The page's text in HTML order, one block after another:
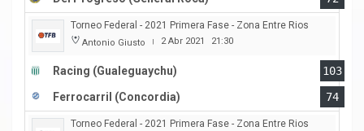
Torneo Federal - 2021 Primera Fase - Zona Entre Rios
Antonio Giusto | 2 Abr 2021 21:30
Racing (Gualeguaychu)
103
Ferrocarril (Concordia)
74
Torneo Federal - 2021 Primera Fase - Zona Entre Rios